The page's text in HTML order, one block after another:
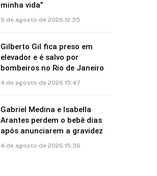
minha vida”
5 de agosto de 2026 12:35
Gilberto Gil fica preso em
elevador e é salvo por
bombeiros no Rio de Janeiro
4 de agosto de 2026 15:47
Gabriel Medina e Isabella
Arantes perdem o bebê dias
após anunciarem a gravidez
4 de agosto de 2026 15:36